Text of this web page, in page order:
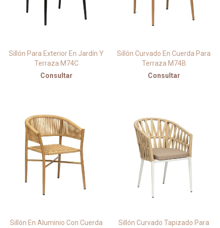
Sillón Para Exterior En Jardín Y
Terraza M74C
Consultar
Sillón Curvado En Cuerda Para
Terraza M74B
Consultar
Sillón En Aluminio Con Cuerda
Sillón Curvado Tapizado Para